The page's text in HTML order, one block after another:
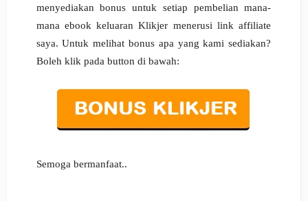
menyediakan bonus untuk setiap pembelian mana-
mana ebook keluaran Klikjer menerusi link affiliate
saya. Untuk melihat bonus apa yang kami sediakan?
Boleh klik pada button di bawah:
Semoga bermanfaat..